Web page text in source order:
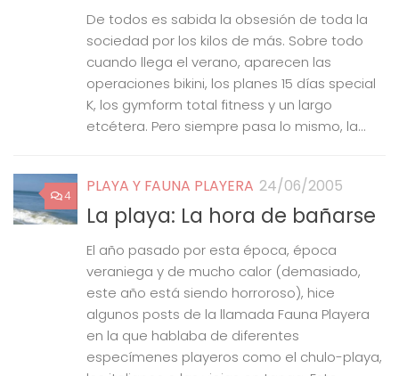
De todos es sabida la obsesión de toda la
sociedad por los kilos de más. Sobre todo
cuando llega el verano, aparecen las
operaciones bikini, los planes 15 días special
K, los gymform total fitness y un largo
etcétera. Pero siempre pasa lo mismo, la...
4 PLAYA Y FAUNA PLAYERA 24/06/2005
La playa: La hora de bañarse
El año pasado por esta época, época
veraniega y de mucho calor (demasiado,
este año está siendo horroroso), hice
algunos posts de la llamada Fauna Playera
en la que hablaba de diferentes
especímenes playeros como el chulo-playa,